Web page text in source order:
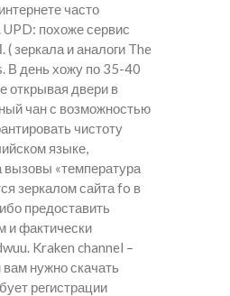
часто
похоже сервис
зеркала и аналоги The
В день хожу по 35-40
открывая двери в
чан с возможностью
чистоту
языке,
«температура
зеркалом сайта fo в
предоставить
и фактически
Kraken channel –
нужно скачать
регистрации